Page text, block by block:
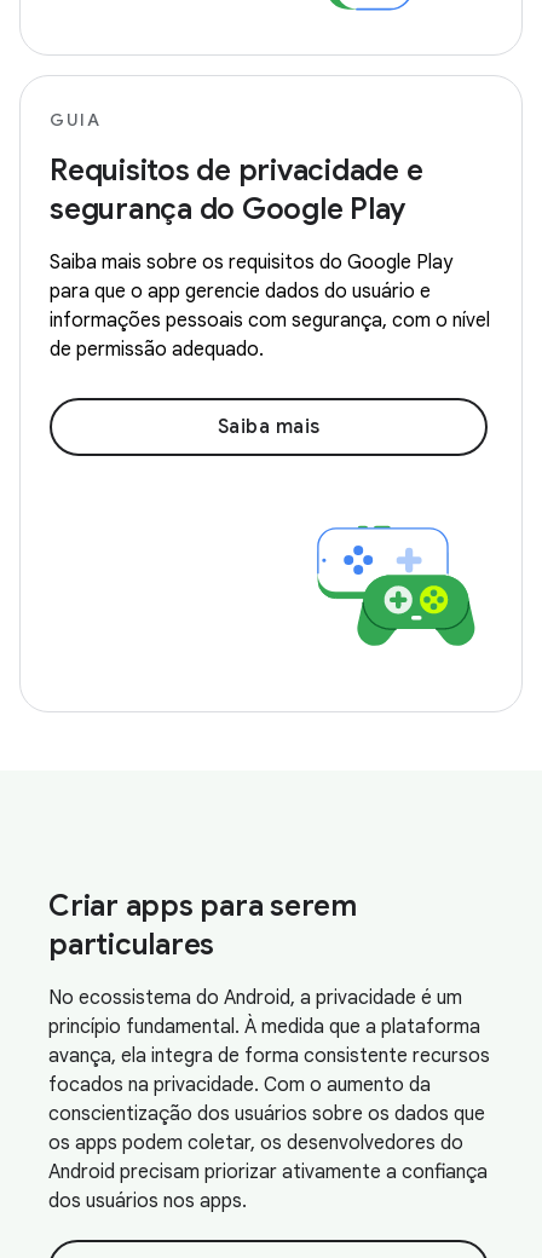
GUIA
Requisitos de privacidade e
segurança do Google Play
Saiba mais sobre os requisitos do Google Play
para que o app gerencie dados do usuário e
informações pessoais com segurança, com o nível
de permissão adequado.
Saiba mais
Criar apps para serem
particulares
No ecossistema do Android, a privacidade é um
princípio fundamental. À medida que a plataforma
avança, ela integra de forma consistente recursos
focados na privacidade. Com o aumento da
conscientização dos usuários sobre os dados que
os apps podem coletar, os desenvolvedores do
Android precisam priorizar ativamente a confiança
dos usuários nos apps.